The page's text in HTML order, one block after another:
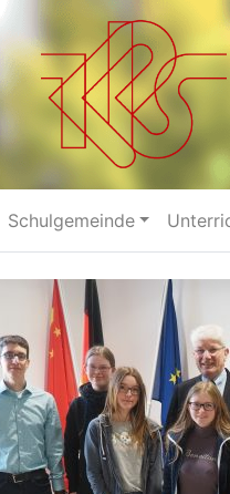
Schulgemeinde